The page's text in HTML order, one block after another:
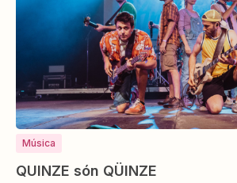
Música
QUINZE són QÜINZE